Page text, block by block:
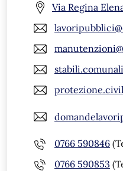
Via Regina
0766 590846
0766 590853